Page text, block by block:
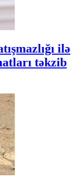
ilə
təkzib